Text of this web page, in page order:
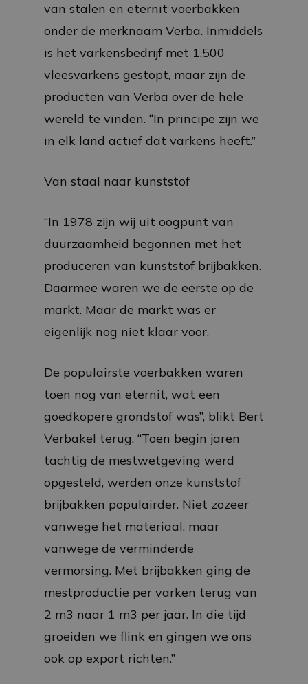
van stalen en eternit voerbakken
onder de merknaam Verba. Inmiddels
is het varkensbedrijf met 1.500
vleesvarkens gestopt, maar zijn de
producten van Verba over de hele
wereld te vinden. “In principe zijn we
in elk land actief dat varkens heeft.”
Van staal naar kunststof
“In 1978 zijn wij uit oogpunt van
duurzaamheid begonnen met het
produceren van kunststof brijbakken.
Daarmee waren we de eerste op de
markt. Maar de markt was er
eigenlijk nog niet klaar voor.
De populairste voerbakken waren
toen nog van eternit, wat een
goedkopere grondstof was”, blikt Bert
Verbakel terug. “Toen begin jaren
tachtig de mestwetgeving werd
opgesteld, werden onze kunststof
brijbakken populairder. Niet zozeer
vanwege het materiaal, maar
vanwege de verminderde
vermorsing. Met brijbakken ging de
mestproductie per varken terug van
2 m3 naar 1 m3 per jaar. In die tijd
groeiden we flink en gingen we ons
ook op export richten.”